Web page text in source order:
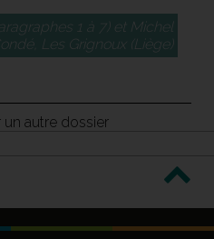
1 à 7) et Michel
Les Grignoux (Liège)
un autre dossier